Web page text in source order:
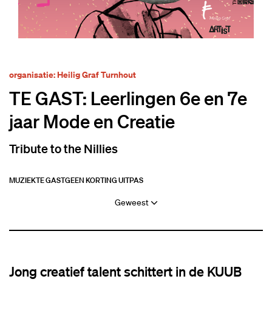
TE GAST: Leerlingen 6e en 7e
jaar Mode en Creatie
Tribute to the Nillies
organisatie: Heilig Graf Turnhout
MUZIEKTE GASTGEEN KORTING UITPAS
Geweest
Jong creatief talent schittert in de KUUB